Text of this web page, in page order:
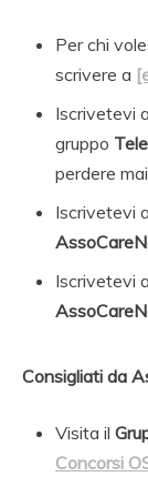
Per chi
scrivere a
Iscrivetevi
gruppo
perdere
Iscrivetevi
Iscrivetevi
Consigliati da
Visita il
Concorsi